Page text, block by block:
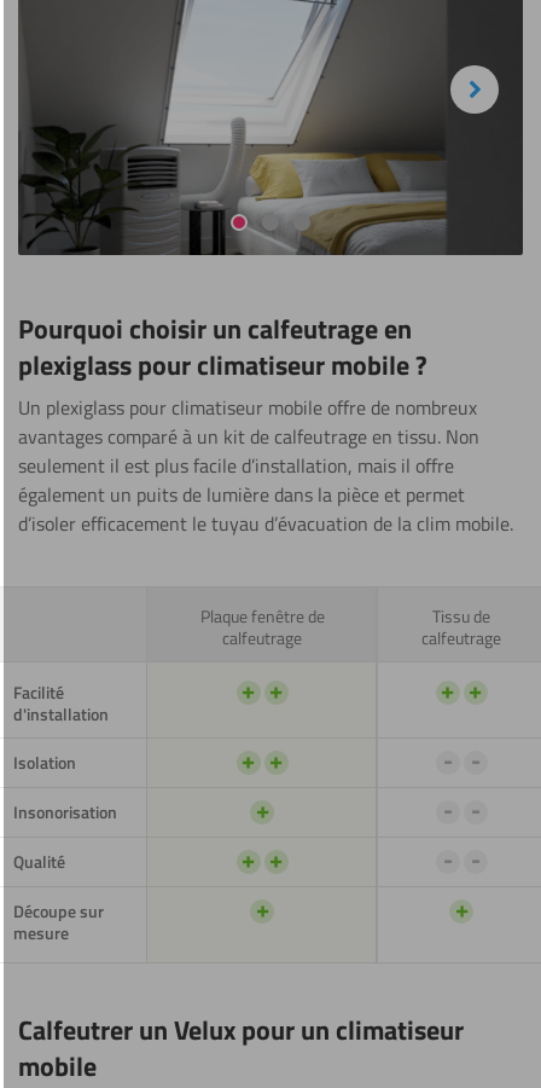
Next
Aller à la diapositive 1
Aller à la diapositive 2
Aller à la diapositive 3
Pourquoi choisir un calfeutrage en
plexiglass pour climatiseur mobile ?
Un plexiglass pour climatiseur mobile offre de nombreux
avantages comparé à un kit de calfeutrage en tissu. Non
seulement il est plus facile d’installation, mais il offre
également un puits de lumière dans la pièce et permet
d’isoler efficacement le tuyau d’évacuation de la clim mobile.
Plaque fenêtre de
calfeutrage
Tissu de
calfeutrage
Facilité
d'installation
+ + + +
Isolation + + - -
Insonorisation + - -
Qualité + + - -
Découpe sur
mesure
+ +
Calfeutrer un Velux pour un climatiseur
mobile